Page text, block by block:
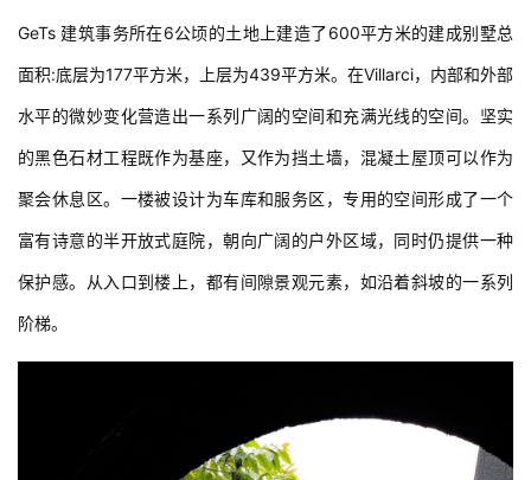
GeTs 建筑事务所在6公顷的土地上建造了600平方米的建成别墅总
面积:底层为177平方米，上层为439平方米。在Villarci，内部和外部
水平的微妙变化营造出一系列广阔的空间和充满光线的空间。坚实
的黑色石材工程既作为基座，又作为挡土墙，混凝土屋顶可以作为
聚会休息区。一楼被设计为车库和服务区，专用的空间形成了一个
富有诗意的半开放式庭院，朝向广阔的户外区域，同时仍提供一种
保护感。从入口到楼上，都有间隙景观元素，如沿着斜坡的一系列
阶梯。